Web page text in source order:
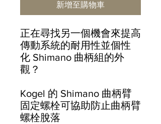
新增至購物車
正在尋找另一個機會來提高
傳動系統的耐用性並個性
化 Shimano 曲柄組的外
觀？
Kogel 的 Shimano 曲柄臂
固定螺栓可協助防止曲柄臂
螺栓脫落